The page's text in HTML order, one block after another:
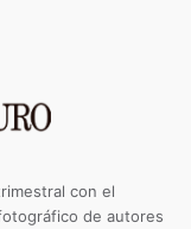
con el
de autores